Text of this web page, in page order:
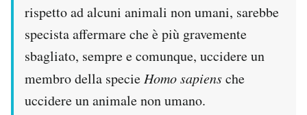
rispetto ad alcuni animali non umani, sarebbe
specista affermare che è più gravemente
sbagliato, sempre e comunque, uccidere un
membro della specie Homo sapiensche
uccidere un animale non umano.